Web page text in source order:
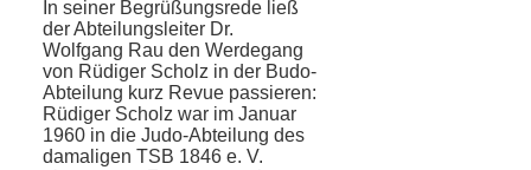
In seiner Begrüßungsrede ließ
der Ab­teilungsleiter Dr.
Wolfgang Rau den Wer­degang
von Rüdiger Scholz in der Budo-
Abteilung kurz Revue passieren:
Rüdiger Scholz war im Januar
1960 in die Judo-Abteilung des
damaligen TSB 1846 e. V.